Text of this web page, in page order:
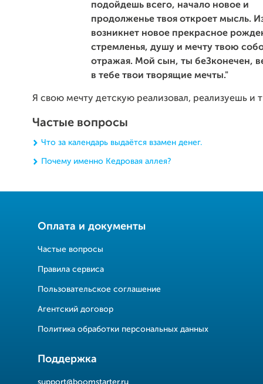
подойдешь всего, начало новое и
продолженье твоя откроет мысль.
возникнет новое прекрасное
стремленья, душу и мечту твою
отражая. Мой сын, ты беЗконечен,
в тебе твои творящие мечты."
Я свою мечту детскую реализовал, реализуешь и
Частые вопросы
Что за календарь выдаётся взамен денег.
Почему именно Кедровая аллея?
Оплата и документы
Частые вопросы
Правила сервиса
Пользовательское соглашение
Агентский договор
Политика обработки персональных данных
Поддержка
support@boomstarter.ru